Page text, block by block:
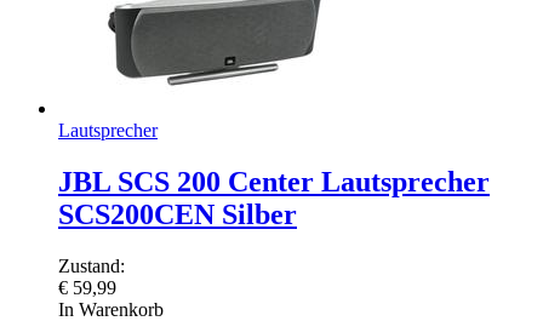
Lautsprecher
JBL SCS 200 Center Lautsprecher
SCS200CEN Silber
Zustand:
€ 59,99
In Warenkorb